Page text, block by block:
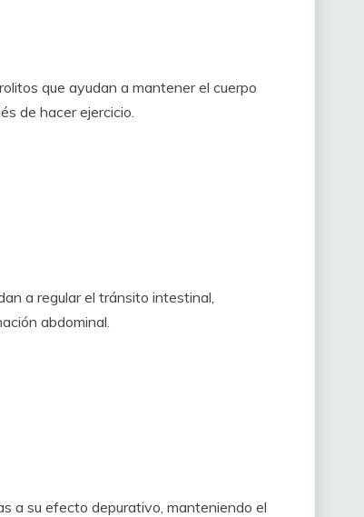
que ayudan a mantener el cuerpo
de hacer ejercicio.
a regular el tránsito intestinal,
abdominal.
a su efecto depurativo, manteniendo el